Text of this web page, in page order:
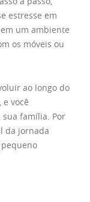
estresse em
um ambiente
os móveis ou
ao longo do
você
família. Por
da jornada